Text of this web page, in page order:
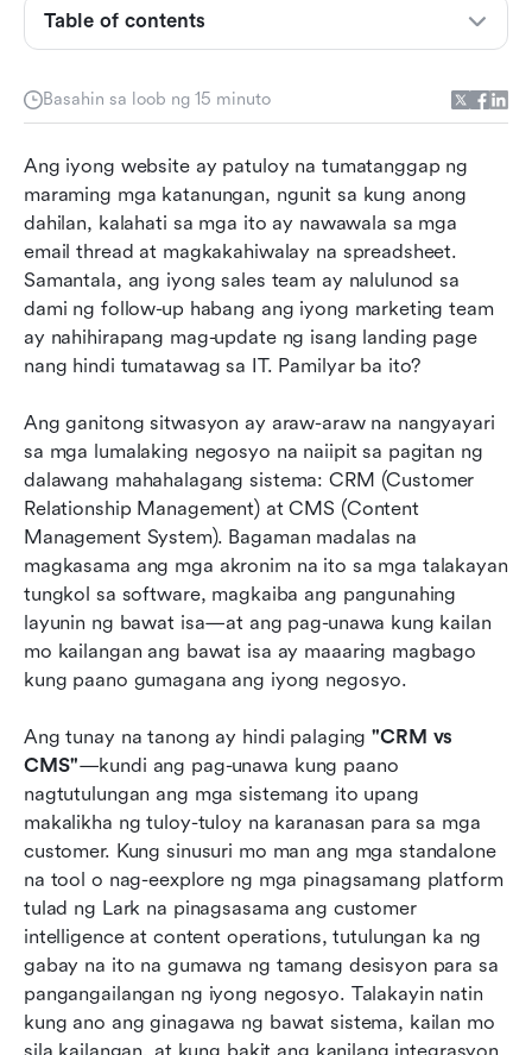
Basahin sa loob ng 15 minuto
Ang iyong website ay patuloy na tumatanggap ng
maraming mga katanungan, ngunit sa kung anong
dahilan, kalahati sa mga ito ay nawawala sa mga
email thread at magkakahiwalay na spreadsheet.
Samantala, ang iyong sales team ay nalulunod sa
dami ng follow-up habang ang iyong marketing team
ay nahihirapang mag-update ng isang landing page
nang hindi tumatawag sa IT. Pamilyar ba ito?
Ang ganitong sitwasyon ay araw-araw na nangyayari
sa mga lumalaking negosyo na naiipit sa pagitan ng
dalawang mahahalagang sistema: CRM (Customer
Relationship Management) at CMS (Content
Management System). Bagaman madalas na
magkasama ang mga akronim na ito sa mga talakayan
tungkol sa software, magkaiba ang pangunahing
layunin ng bawat isa—at ang pag-unawa kung kailan
mo kailangan ang bawat isa ay maaaring magbago
kung paano gumagana ang iyong negosyo.
Ang tunay na tanong ay hindi palaging "CRM vs
CMS"—kundi ang pag-unawa kung paano
nagtutulungan ang mga sistemang ito upang
makalikha ng tuloy-tuloy na karanasan para sa mga
customer. Kung sinusuri mo man ang mga standalone
na tool o nag-eexplore ng mga pinagsamang platform
tulad ng Lark na pinagsasama ang customer
intelligence at content operations, tutulungan ka ng
gabay na ito na gumawa ng tamang desisyon para sa
pangangailangan ng iyong negosyo. Talakayin natin
kung ano ang ginagawa ng bawat sistema, kailan mo
sila kailangan, at kung bakit ang kanilang integrasyon
Table of contents
ang digital na nilalaman
nang magkatabi
sa CRM
Bakit binabago ng pagsasama ng CRM at CMS
ang mga resulta ng negosyo
Paano mahusay na pagsamahin ang iyong CRM
at CMS
Sikat na kasangkapan para sa kumbinasyon ng
Konklusyon
Mga Madalas Itanong
Kaugnay na pagbabasa